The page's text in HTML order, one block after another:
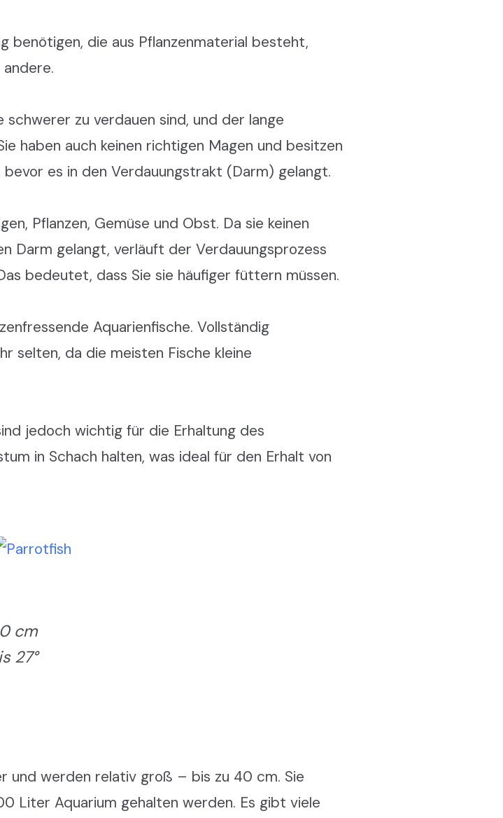
benötigen, die aus Pflanzenmaterial besteht,
andere.
schwerer zu verdauen sind, und der lange
haben auch keinen richtigen Magen und besitzen
es in den Verdauungstrakt (Darm) gelangt.
Pflanzen, Gemüse und Obst. Da sie keinen
Darm gelangt, verläuft der Verdauungsprozess
bedeutet, dass Sie sie häufiger füttern müssen.
Aquarienfische. Vollständig
selten, da die meisten Fische kleine
jedoch wichtig für die Erhaltung des
in Schach halten, was ideal für den Erhalt von
cm
27°
und werden relativ groß – bis zu 40 cm. Sie
Liter Aquarium gehalten werden. Es gibt viele